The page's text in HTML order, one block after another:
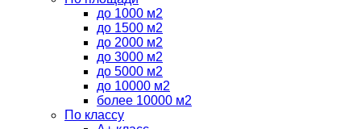
до 1000 м2
до 1500 м2
до 2000 м2
до 3000 м2
до 5000 м2
до 10000 м2
более 10000 м2
По классу